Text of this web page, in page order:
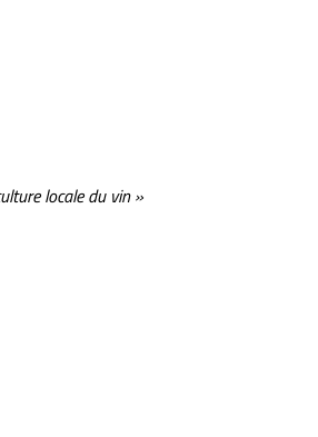
locale du vin »